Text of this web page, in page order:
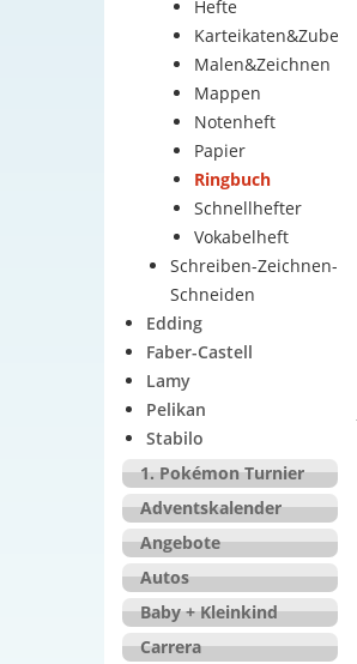
Hefte
Karteikaten&Zubehör
Malen&Zeichnen
Mappen
Notenheft
Papier
Ringbuch
Schnellhefter
Vokabelheft
Schreiben-Zeichnen-
Schneiden
Edding
Faber-Castell
Lamy
Pelikan
Stabilo
1. Pokémon Turnier
Adventskalender
Angebote
Autos
Baby + Kleinkind
Carrera